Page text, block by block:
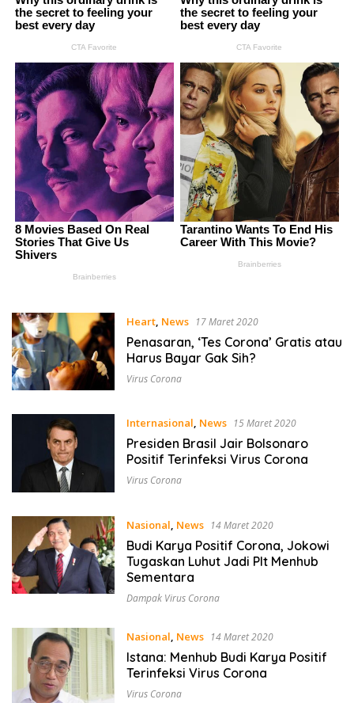
Heart, News 17 Maret 2020
Penasaran, ‘Tes Corona’ Gratis atau
Harus Bayar Gak Sih?
Virus Corona
Internasional, News 15 Maret 2020
Presiden Brasil Jair Bolsonaro
Positif Terinfeksi Virus Corona
Virus Corona
Nasional, News 14 Maret 2020
Budi Karya Positif Corona, Jokowi
Tugaskan Luhut Jadi Plt Menhub
Sementara
Dampak Virus Corona
Nasional, News 14 Maret 2020
Istana: Menhub Budi Karya Positif
Terinfeksi Virus Corona
Virus Corona